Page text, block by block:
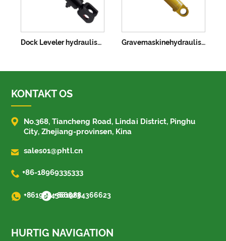
Dock Leveler hydraulisk cylinder Gravemaskinehydraulisk cylinder
KONTAKT OS

No.368, Tiancheng Road, Lindai District, Pinghu
City, Zhejiang-provinsen, Kina
 sales01@phtl.cn
 +86-18969335333
+8619884366623+8619884366623
HURTIG NAVIGATION